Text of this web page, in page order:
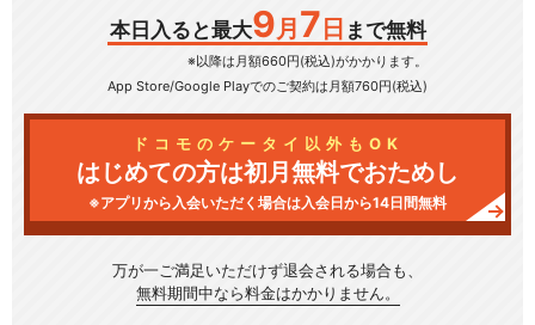
本日入ると最大9 月 7 日 まで無料
※以降は月額660円(税込)がかかります。
App Store/Google Playでのご契約は月額760円(税込)
ドコモのケータイ以外もOK
はじめての方は初月無料でおためし
※アプリから入会いただく場合は入会日から14日間無料
万が一ご満足いただけず退会される場合も、
無料期間中なら料金はかかりません。